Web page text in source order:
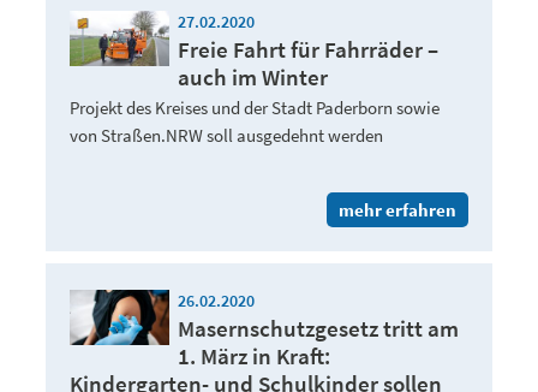
27.02.2020
Freie Fahrt für Fahrräder –
auch im Winter
Projekt des Kreises und der Stadt Paderborn sowie
von Straßen.NRW soll ausgedehnt werden
mehr erfahren
26.02.2020
Masernschutzgesetz tritt am
1. März in Kraft:
Kindergarten- und Schulkinder sollen